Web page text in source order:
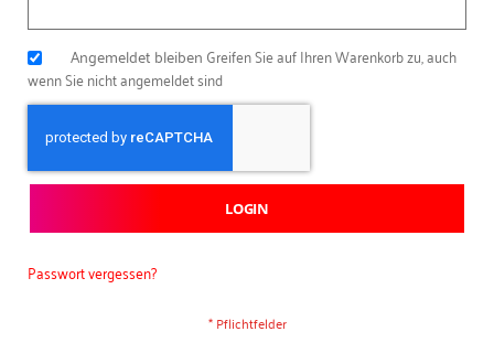
Angemeldet bleiben Greifen Sie auf Ihren Warenkorb zu, auch
wenn Sie nicht angemeldet sind
LOGIN
Passwort vergessen?